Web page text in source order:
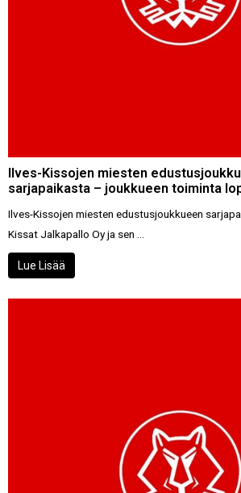
Ilves-Kissojen miesten
sarjapaikasta – joukkueen toiminta
Ilves-Kissojen miesten edustusjoukkueen
Kissat Jalkapallo Oy ja sen ...
Lue Lisää